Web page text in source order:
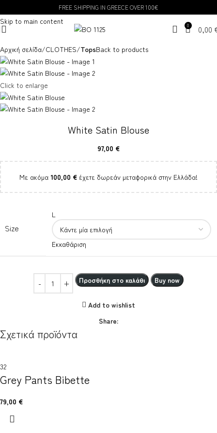
Skip to main content
FREE SHIPPING IN GREECE OVER 100€
0 0,00
Αρχική σελίδα CLOTHES TopsBack to products
Click to enlarge
White Satin Blouse
97,00 €
Με ακόμα 100,00 € έχετε δωρεάν μεταφορικά στην Ελλάδα!
Size
L
Εκκαθάριση
Προσθήκη στο καλάθι Buy now
Add to wishlist
Share:
Σχετικά προϊόντα
32
Grey Pants Bibette
79,00 €